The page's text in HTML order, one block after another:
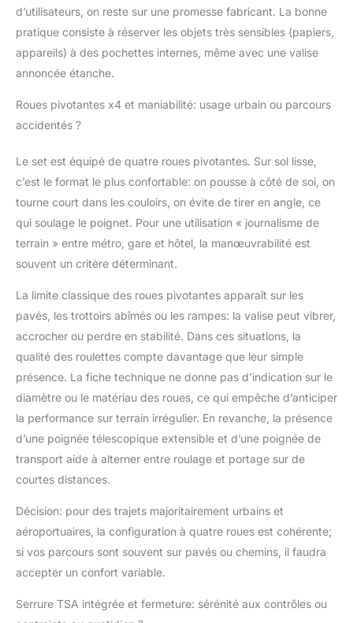
ranger ce que vous
voulez et des sangles
transversales pour
maintenir vos affaires
vos différents objets
d’utilisateurs, on reste sur une promesse fabricant. La bonne
pratique consiste à réserver les objets très sensibles (papiers,
appareils) à des pochettes internes, même avec une valise
annoncée étanche.
Roues pivotantes x4 et maniabilité: usage urbain ou parcours
accidentés ?
Le set est équipé de quatre roues pivotantes. Sur sol lisse,
c’est le format le plus confortable: on pousse à côté de soi, on
tourne court dans les couloirs, on évite de tirer en angle, ce
qui soulage le poignet. Pour une utilisation « journalisme de
terrain » entre métro, gare et hôtel, la manœuvrabilité est
souvent un critère déterminant.
La limite classique des roues pivotantes apparaît sur les
pavés, les trottoirs abîmés ou les rampes: la valise peut vibrer,
accrocher ou perdre en stabilité. Dans ces situations, la
qualité des roulettes compte davantage que leur simple
présence. La fiche technique ne donne pas d’indication sur le
diamètre ou le matériau des roues, ce qui empêche d’anticiper
la performance sur terrain irrégulier. En revanche, la présence
d’une poignée télescopique extensible et d’une poignée de
transport aide à alterner entre roulage et portage sur de
courtes distances.
Décision: pour des trajets majoritairement urbains et
aéroportuaires, la configuration à quatre roues est cohérente;
si vos parcours sont souvent sur pavés ou chemins, il faudra
accepter un confort variable.
Serrure TSA intégrée et fermeture: sérénité aux contrôles ou